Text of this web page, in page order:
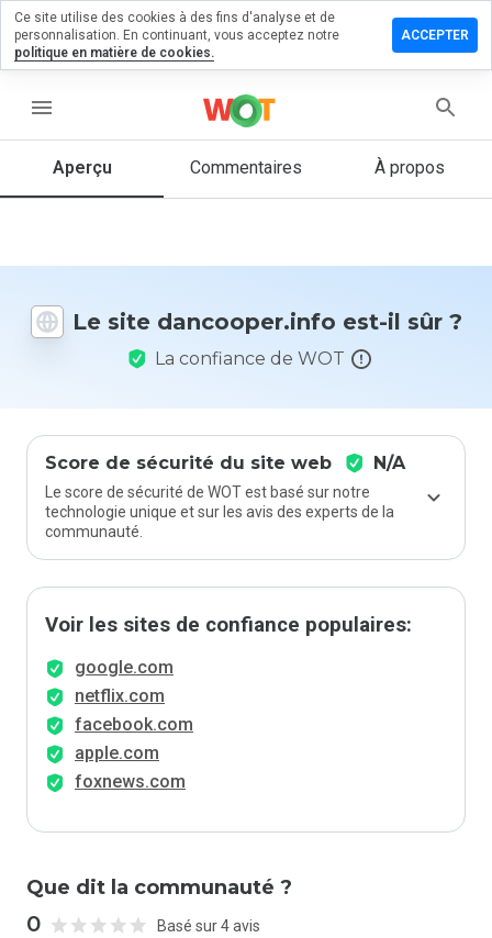
menu
Aperçu Commentaires À propos
Le site dancooper.info est-il sûr ?
La confiance de WOT
Score de sécurité du site web N/A
Le score de sécurité de WOT est basé sur notre
technologie unique et sur les avis des experts de la
communauté.
Voir les sites de confiance populaires:
google.com
netflix.com
facebook.com
apple.com
foxnews.com
Que dit la communauté ?
0 Basé sur 4 avis
un
1 et 5
vous à ce
site ?
Ce site utilise des cookies à des fins d'analyse et de
personnalisation. En continuant, vous acceptez notre
politique en matière de cookies.
ACCEPTER